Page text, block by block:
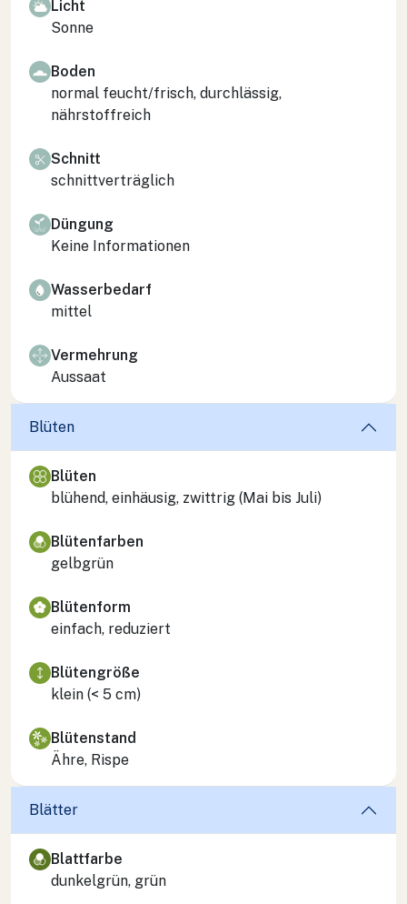
Licht
Sonne
Boden
normal feucht/frisch, durchlässig,
nährstoffreich
Schnitt
schnittverträglich
Düngung
Keine Informationen
Wasserbedarf
mittel
Vermehrung
Aussaat
Blüten
Blüten
blühend, einhäusig, zwittrig (Mai bis Juli)
Blütenfarben
gelbgrün
Blütenform
einfach, reduziert
Blütengröße
klein (< 5 cm)
Blütenstand
Ähre, Rispe
Blätter
Blattfarbe
dunkelgrün, grün